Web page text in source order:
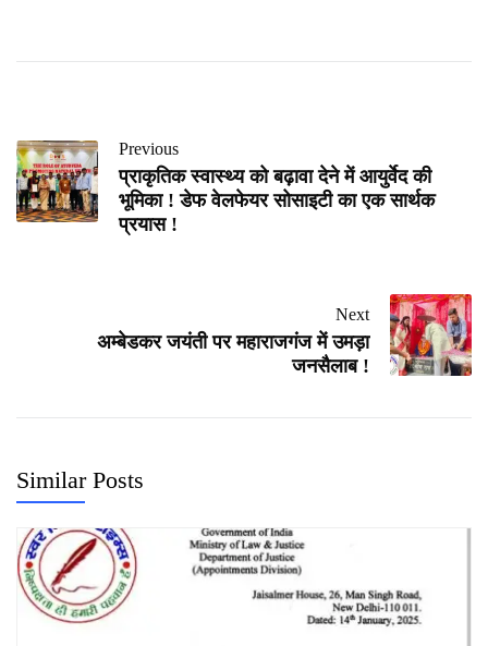
Previous
प्राकृतिक स्वास्थ्य को बढ़ावा देने में आयुर्वेद की
भूमिका ! डेफ वेलफेयर सोसाइटी का एक सार्थक
प्रयास !
Next
अम्बेडकर जयंती पर महाराजगंज में उमड़ा
जनसैलाब !
Similar Posts